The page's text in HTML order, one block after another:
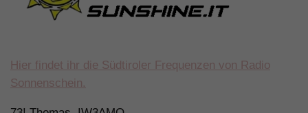
Hier findet ihr die Südtiroler Frequenzen von Radio
Sonnenschein.